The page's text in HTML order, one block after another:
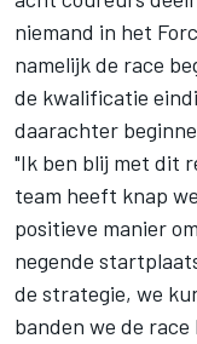
niemand in het
namelijk de race
de kwalificatie
daarachter
"Ik ben blij met dit
team heeft knap
positieve manier
negende
de strategie, we
banden we de